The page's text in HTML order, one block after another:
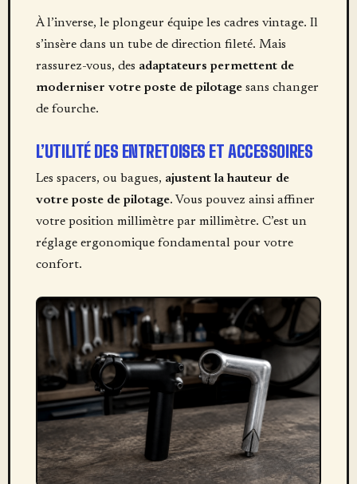
À l’inverse, le plongeur équipe les cadres vintage. Il
s’insère dans un tube de direction fileté. Mais
rassurez-vous, des adaptateurs permettent de
moderniser votre poste de pilotagesans changer
de fourche.
L’UTILITÉ DES ENTRETOISES ET ACCESSOIRES
Les spacers, ou bagues, ajustent la hauteur de
votre poste de pilotage. Vous pouvez ainsi affiner
votre position millimètre par millimètre. C’est un
réglage ergonomique fondamental pour votre
confort.